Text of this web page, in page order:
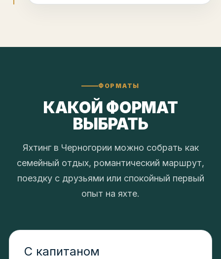
ФОРМАТЫ
КАКОЙ ФОРМАТ
ВЫБРАТЬ
Яхтинг в Черногории можно собрать как
семейный отдых, романтический маршрут,
поездку с друзьями или спокойный первый
опыт на яхте.
С капитаном